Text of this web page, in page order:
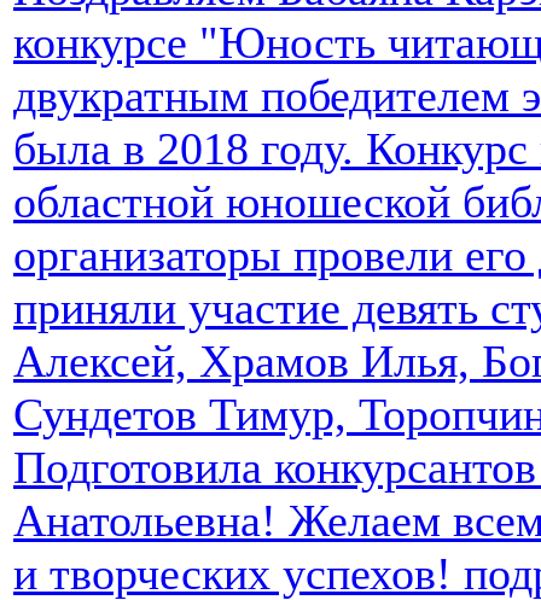
конкурсе "Юность
двукратным победителем
была в 2018 году.
областной юношеской
организаторы провели
приняли участие девять
Алексей, Храмов Илья,
Сундетов Тимур,
Подготовила
Анатольевна! Желаем
и творческих успехов!